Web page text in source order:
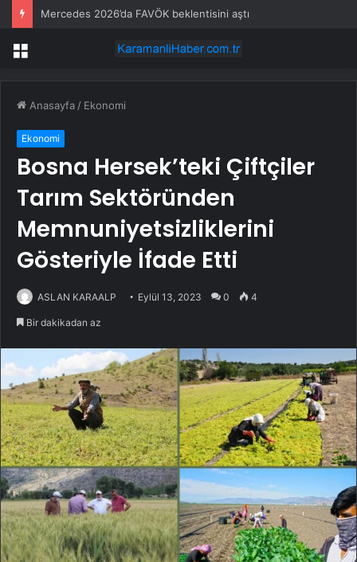
Mercedes 2026’da FAVÖK beklentisini aştı
Menü
Anasayfa / Ekonomi
Ekonomi
Bosna Hersek’teki Çiftçiler
Tarım Sektöründen
Memnuniyetsizliklerini
Gösteriyle İfade Etti
ASLAN KARAALP Eylül 13, 2023 0 4
Bir dakikadan az